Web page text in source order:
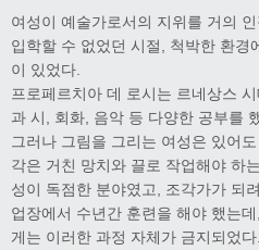
여성이 예술가로서의 지위를 거의
입학할 수 없었던 시절, 척박한 환경
이 있었다.
프로페르치아 데 로시는 르네상스
과 시, 회화, 음악 등 다양한 공부를
그러나 그림을 그리는 여성은 있어
각은 거친 망치와 끌로 작업해야 하
성이 독점한 분야였고, 조각가가 되
업장에서 수년간 훈련을 해야 했는
게는 이러한 과정 자체가 금지되었